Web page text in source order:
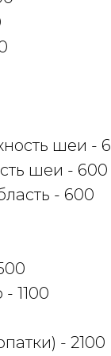
шеи -
шеи - 600
- 600
1100
- 2100